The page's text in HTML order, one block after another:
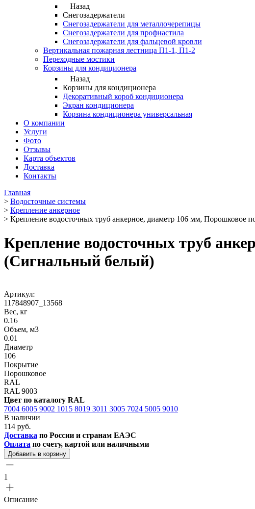
Назад
Снегозадержатели
Снегозадержатели для металлочерепицы
Снегозадержатели для профнастила
Снегозадержатели для фальцевой кровли
Вертикальная пожарная лестница П1-1, П1-2
Переходные мостики
Корзины для кондиционера
Назад
Корзины для кондиционера
Декоративный короб кондиционера
Экран кондиционера
Корзина кондиционера универсальная
О компании
Услуги
Фото
Отзывы
Карта объектов
Доставка
Контакты
Главная
> Водосточные системы
> Крепление анкерное
> Крепление водосточных труб анкерное, диаметр 106 мм, Порошковое
Крепление водосточных труб
(Сигнальный белый)
Артикул:
117848907_13568
Вес, кг
0.16
Объем, м3
0.01
Диаметр
106
Покрытие
Порошковое
RAL
RAL 9003
Цвет по каталогу RAL
7004 6005 9002 1015 8019 3011 3005 7024 5005 9010
В наличии
114 руб.
Доставка по России и странам ЕАЭС
Оплата по счету, картой или наличными
Добавить в корзину
1
Описание